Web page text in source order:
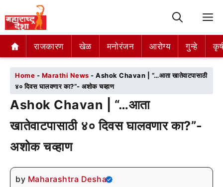
राजकारण खेळ मनोरंजन आरोग्य गुन्हे
राजकारण खेळ मनोरंजन आरोग्य गुन्हे
Home - Marathi News - Ashok Chavan | “…आता खातेवाटपासाठी
४० दिवस घालवणार का?”- अशोक चव्हाण
Ashok Chavan | “…आता
खातेवाटपासाठी ४० दिवस घालवणार का?”-
अशोक चव्हाण
by Maharashtra Desha